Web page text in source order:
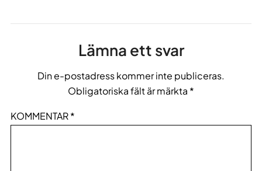
Lämna ett svar
Din e-postadress kommer inte publiceras.
Obligatoriska fält är märkta *
KOMMENTAR*